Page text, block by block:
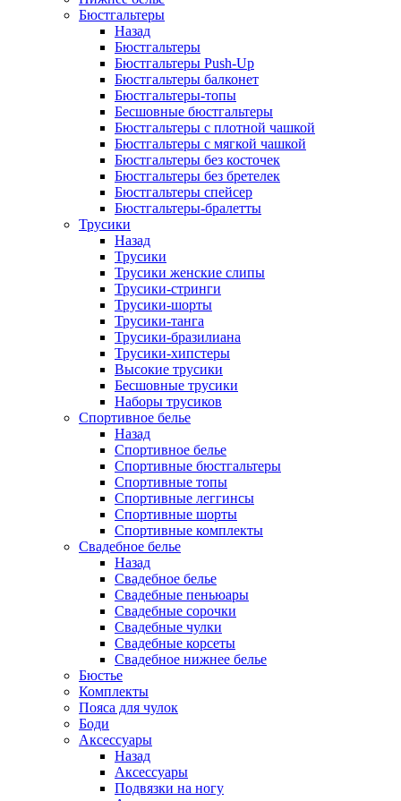
Бюстгальтеры
Назад
Бюстгальтеры
Бюстгальтеры Push-Up
Бюстгальтеры балконет
Бюстгальтеры-топы
Бесшовные бюстгальтеры
Бюстгальтеры с плотной чашкой
Бюстгальтеры с мягкой чашкой
Бюстгальтеры без косточек
Бюстгальтеры без бретелек
Бюстгальтеры спейсер
Бюстгальтеры-бралетты
Трусики
Назад
Трусики
Трусики женские слипы
Трусики-стринги
Трусики-шорты
Трусики-танга
Трусики-бразилиана
Трусики-хипстеры
Высокие трусики
Бесшовные трусики
Наборы трусиков
Спортивное белье
Назад
Спортивное белье
Спортивные бюстгальтеры
Спортивные топы
Спортивные леггинсы
Спортивные шорты
Спортивные комплекты
Свадебное белье
Назад
Свадебное белье
Свадебные пеньюары
Свадебные сорочки
Свадебные чулки
Свадебные корсеты
Свадебное нижнее белье
Бюстье
Комплекты
Пояса для чулок
Боди
Аксессуары
Назад
Аксессуары
Подвязки на ногу